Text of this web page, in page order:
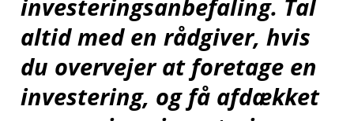
investeringsanbefaling. Tal
altid med en rådgiver, hvis
du overvejer at foretage en
investering, og få afdækket